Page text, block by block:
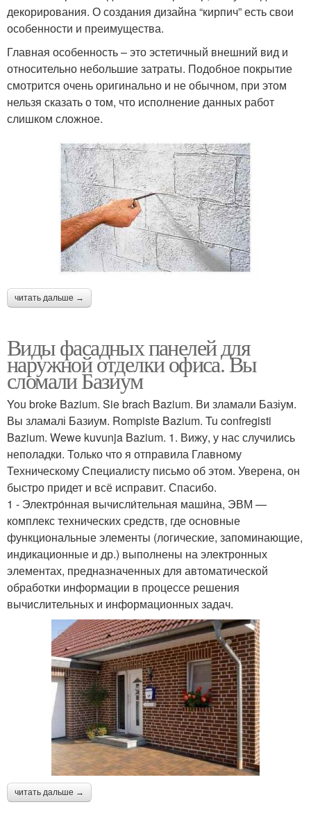
декорирования. О создания дизайна “кирпич” есть свои
особенности и преимущества.
Главная особенность – это эстетичный внешний вид и
относительно небольшие затраты. Подобное покрытие
смотрится очень оригинально и не обычном, при этом
нельзя сказать о том, что исполнение данных работ
слишком сложное.
читать дальше →
Виды фасадных панелей для
наружной отделки офиса. Вы
сломали Базиум
You broke Bazium. Sie brach Bazium. Ви зламали Базіум.
Вы зламалі Базиум. Rompiste Bazium. Tu confregisti
Bazium. Wewe kuvunja Bazium. 1. Вижу, у нас случились
неполадки. Только что я отправила Главному
Техническому Специалисту письмо об этом. Уверена, он
быстро придет и всё исправит. Спасибо.
1 - Электро́нная вычисли́тельная маши́на, ЭВМ —
комплекс технических средств, где основные
функциональные элементы (логические, запоминающие,
индикационные и др.) выполнены на электронных
элементах, предназначенных для автоматической
обработки информации в процессе решения
вычислительных и информационных задач.
читать дальше →